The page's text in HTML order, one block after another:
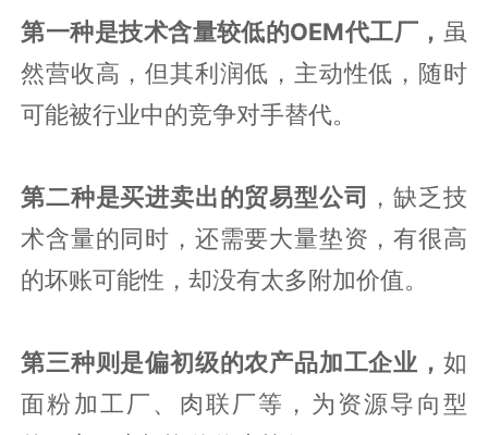
第一种是技术含量较低的OEM代工厂， 虽
然营收高，但其利润低，主动性低，随时
可能被行业中的竞争对手替代。
第二种是买进卖出的贸易型公司 ，缺乏技
术含量的同时，还需要大量垫资，有很高
的坏账可能性，却没有太多附加价值。
第三种则是偏初级的农产品加工企业， 如
面粉加工厂、肉联厂等，为资源导向型